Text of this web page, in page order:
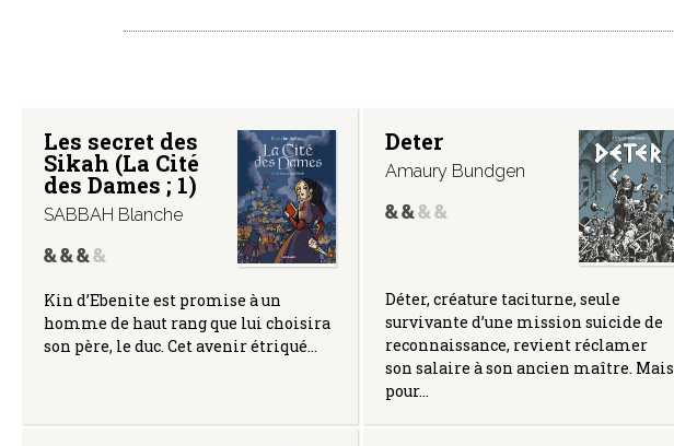
Les secret des
Sikah (La Cité
des Dames ; 1)
SABBAH Blanche
Kin d’Ebenite est promise à un
homme de haut rang que lui choisira
son père, le duc. Cet avenir étriqué…
Deter
Amaury Bundgen
Déter, créature taciturne, seule
survivante d’une mission suicide de
reconnaissance, revient réclamer
son salaire à son ancien maître. Mais
pour…